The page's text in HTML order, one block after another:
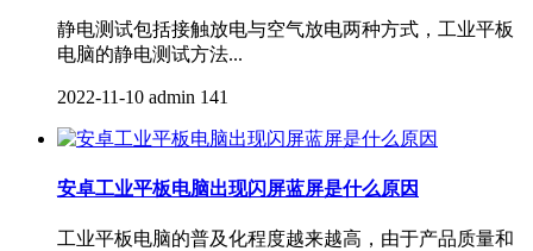
静电测试包括接触放电与空气放电两种方式，工业平板
电脑的静电测试方法...
2022-11-10 admin 141
安卓工业平板电脑出现闪屏蓝屏是什么原因
工业平板电脑的普及化程度越来越高，由于产品质量和